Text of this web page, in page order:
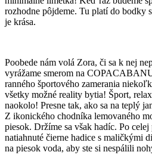
rozhodne pôjdeme. Tu platí do bodky
je krása.
Poobede nám volá Zora, či sa k nej
vyrážame smerom na
ranného športového zamerania
všetky možné reality bytia! Šport,
naokolo! Presne tak, ako sa na teplý
Z ikonického chodníka lemovaného
piesok. Držíme sa však hadíc. Po
natiahnuté čierne hadice s maličkými
na piesok voda, aby ste si nespálili